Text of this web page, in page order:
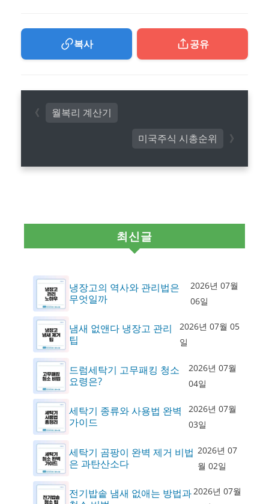
복사 공유
미국주식 시총순위
월복리 계산기
최신글
냉장고의 역사와 관리법은
무엇일까
2026년 07월
06일
냄새 없앤다 냉장고 관리
팁
2026년 07월 05
일
드럼세탁기 고무패킹 청소
요령은?
2026년 07월
04일
세탁기 종류와 사용법 완벽
가이드
2026년 07월
03일
세탁기 곰팡이 완벽 제거 비법
은 과탄산소다
2026년 07
월 02일
전기밥솥 냄새 없애는 방법과2026년 07월